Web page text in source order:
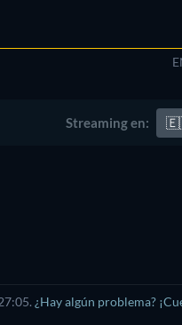
Streaming en:
¿Hay algún problema?